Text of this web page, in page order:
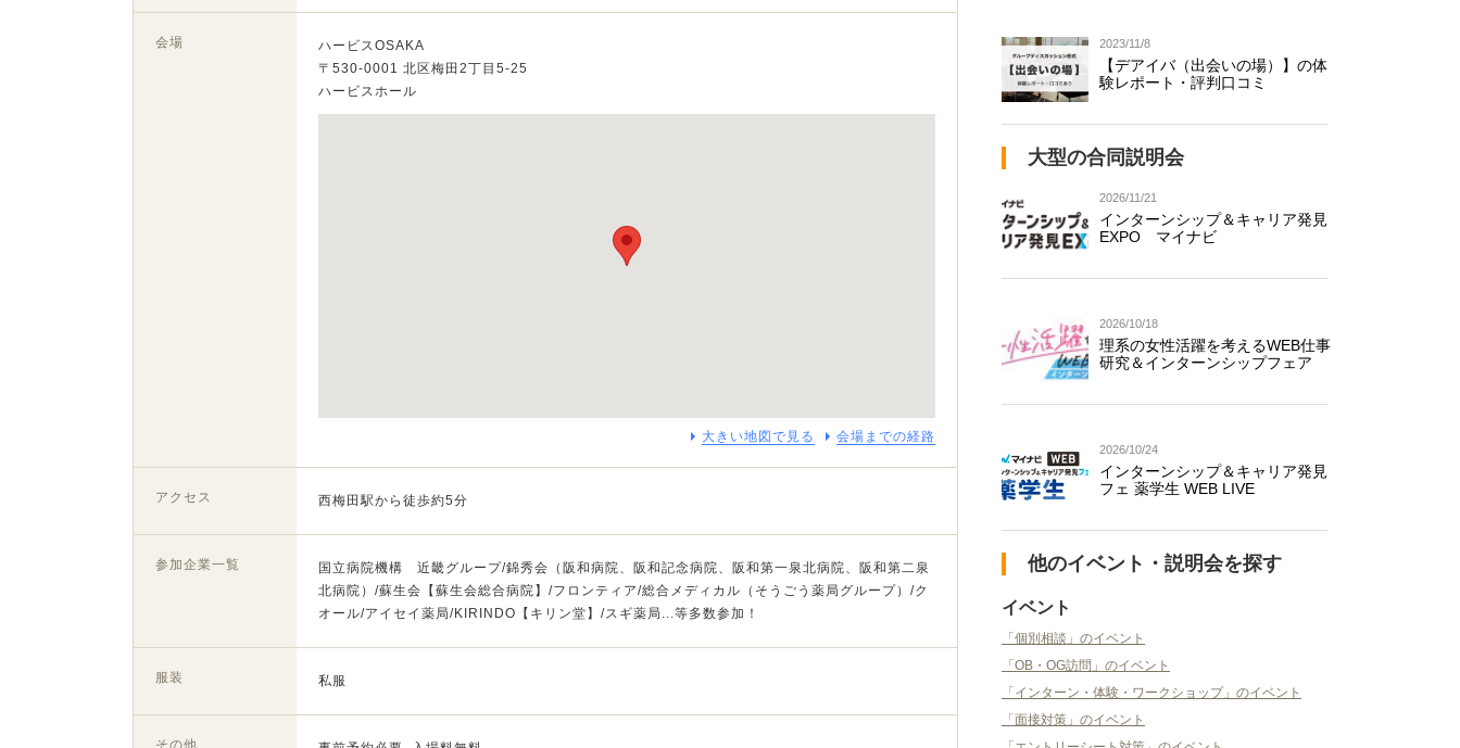
会場
ハービスOSAKA
〒530-0001 北区梅田2丁目5-25
ハービスホール
大きい地図で見る 会場までの経路
アクセス 西梅田駅から徒歩約5分
参加企業一覧
国立病院機構 近畿グループ/錦秀会（阪和病院、阪和記念病院、阪和第一泉北病院、阪和第二泉
北病院）/蘇生会【蘇生会総合病院】/フロンティア/総合メディカル（そうごう薬局グループ）/ク
オール/アイセイ薬局/KIRINDO【キリン堂】/スギ薬局...等多数参加！
服装 私服
その他
2023/11/8
【デアイバ（出会いの場）】の体
験レポート・評判口コミ
大型の合同説明会
2026/11/21
インターンシップ＆キャリア発見
EXPO マイナビ
2026/10/18
理系の女性活躍を考えるWEB仕事
研究＆インターンシップフェア
2026/10/24
インターンシップ＆キャリア発見
フェ 薬学生 WEB LIVE
他のイベント・説明会を探す
イベント
「個別相談」のイベント
「OB・OG訪問」のイベント
「インターン・体験・ワークショップ」のイベント
「面接対策」のイベント